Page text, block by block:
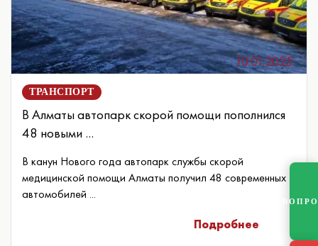
10.01.2025
ТРАНСПОРТ
В Алматы автопарк скорой помощи пополнился
48 новыми ...
В канун Нового года автопарк службы скорой
медицинской помощи Алматы получил 48 современных
автомобилей ...
Подробнее